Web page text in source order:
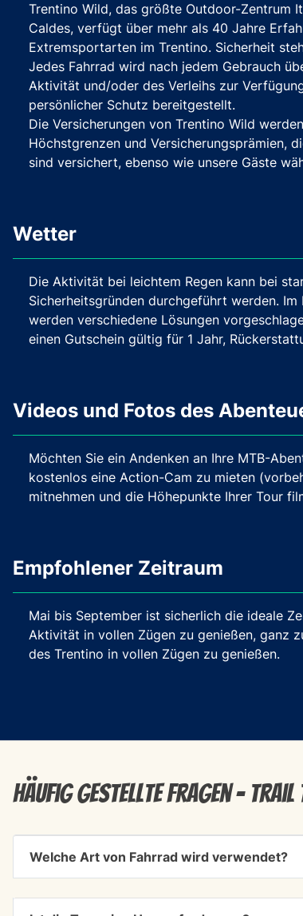
Trentino Wild, das größte Outdoor-Zentrum
Caldes, verfügt über mehr als 40 Jahre
Extremsportarten im Trentino. Sicherheit
Jedes Fahrrad wird nach jedem Gebrauch
Aktivität und/oder des Verleihs zur
persönlicher Schutz bereitgestellt.
Die Versicherungen von Trentino Wild
Höchstgrenzen und Versicherungsprämien,
sind versichert, ebenso wie unsere Gäste
Wetter
Die Aktivität bei leichtem Regen kann bei
Sicherheitsgründen durchgeführt werden.
werden verschiedene Lösungen
einen Gutschein gültig für 1 Jahr,
Videos und Fotos des
Möchten Sie ein Andenken an Ihre MTB-
kostenlos eine Action-Cam zu mieten
mitnehmen und die Höhepunkte Ihrer Tour
Empfohlener Zeitraum
Mai bis September ist sicherlich die ideale
Aktivität in vollen Zügen zu genießen, ganz
des Trentino in vollen Zügen zu genießen.
Häufig gestellte Fragen - Trail
Welche Art von Fahrrad wird verwendet?